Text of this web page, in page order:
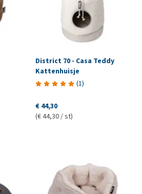
District 70 - Casa Teddy
Kattenhuisje
(1)
€ 44,30
(€ 44,30 / st)